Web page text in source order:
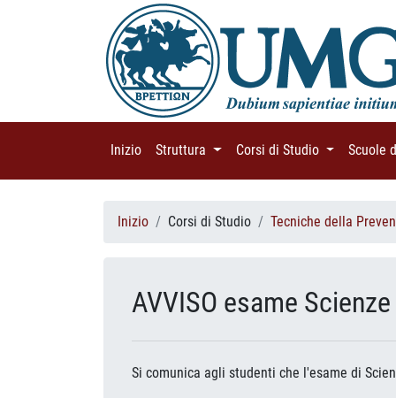
Inizio (current)
Struttura (current)Corsi di Studio (current)
Scuole
Inizio Corsi di Studio Tecniche della
AVVISO esame
Si comunica agli studenti che l'esame di